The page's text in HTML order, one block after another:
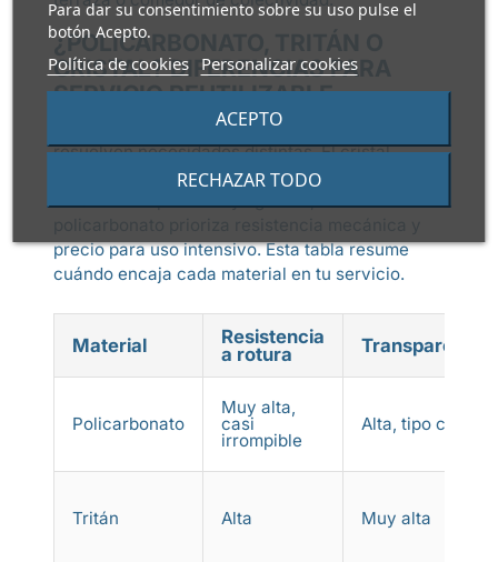
Para dar su consentimiento sobre su uso pulse el
botón Acepto.
Política de cookies Personalizar cookies
RECHAZAR TODO
ACEPTO
¿POLICARBONATO, TRITÁN O
CRISTAL? DIFERENCIAS PARA
SERVICIO REUTILIZABLE
Los tres comparten transparencia, pero
resuelven necesidades distintas. El cristal
aporta máxima nobleza pero se rompe; el tritán
ofrece tacto premium y ligereza; el
precio para uso intensivo. Esta tabla resume
cuándo encaja cada material en tu servicio.
Material
Resistencia
a rotura
Transparencia
Policarbonato
Muy alta,
casi
irrompible
Alta, tipo cristal
Tritán Alta Muy alta